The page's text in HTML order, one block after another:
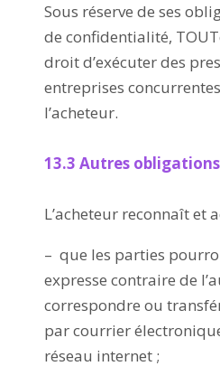
Sous réserve de ses
de confidentialité,
droit d’exécuter des
entreprises
l’acheteur.
13.3 Autres obligations
L’acheteur reconnaît et
– que les parties
expresse contraire de
correspondre ou
par courrier
réseau internet ;